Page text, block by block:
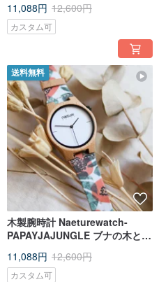
可能なアクセサリー腕時計
11,088円 12,600円
カスタム可
送料無料
木製腕時計 Naeturewatch-
PAPAYJAJUNGLE ブナの木とコ
可能なアクセサリー腕時計
11,088円 12,600円
カスタム可